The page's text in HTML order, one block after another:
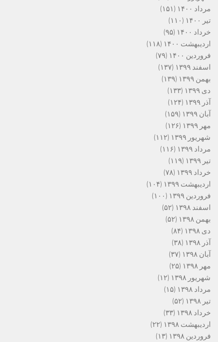
مرداد ۱۴۰۰
(۱۵۱)
تیر ۱۴۰۰
(۱۱۰)
خرداد ۱۴۰۰
(۹۵)
اردیبهشت ۱۴۰۰
(۱۱۸)
فروردین ۱۴۰۰
(۷۹)
اسفند ۱۳۹۹
(۱۳۷)
بهمن ۱۳۹۹
(۱۳۹)
دی ۱۳۹۹
(۱۳۳)
آذر ۱۳۹۹
(۱۲۴)
آبان ۱۳۹۹
(۱۵۹)
مهر ۱۳۹۹
(۱۲۶)
شهریور ۱۳۹۹
(۱۱۲)
مرداد ۱۳۹۹
(۱۱۶)
تیر ۱۳۹۹
(۱۱۹)
خرداد ۱۳۹۹
(۷۸)
اردیبهشت ۱۳۹۹
(۱۰۴)
فروردین ۱۳۹۹
(۱۰۰)
اسفند ۱۳۹۸
(۵۲)
بهمن ۱۳۹۸
(۵۲)
دی ۱۳۹۸
(۸۴)
آذر ۱۳۹۸
(۳۸)
آبان ۱۳۹۸
(۳۷)
مهر ۱۳۹۸
(۲۵)
شهریور ۱۳۹۸
(۱۲)
مرداد ۱۳۹۸
(۱۵)
تیر ۱۳۹۸
(۵۲)
خرداد ۱۳۹۸
(۳۳)
اردیبهشت ۱۳۹۸
(۲۲)
فروردین ۱۳۹۸
(۱۳)